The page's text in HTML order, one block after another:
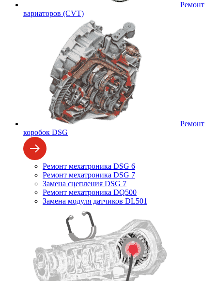
Ремонт
вариаторов (CVT)
Ремонт
коробок DSG
Ремонт мехатроника DSG 6
Ремонт мехатроника DSG 7
Замена сцепления DSG 7
Ремонт мехатроника DQ500
Замена модуля датчиков DL501